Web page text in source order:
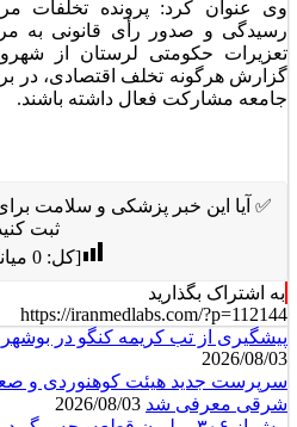
وی عنوان کرد: پرونده تخلفات
رسیدگی و صدور رأی قانونی به
تعزیرات حکومتی لرستان از
گزارش هرگونه تخلف اقتصادی، در
جامعه مشارکت فعال داشته باشند.
✅ آیا این خبر پزشکی و سلامت برای
ثبت
[کل:0
به اشتراک بگذارید
https://iranmedlabs.com/?p=112144
پیشگیری از تب کریمه کنگو در
2026/08/03
سرپرست جدید هیئت کوهنوردی و
شرقی معرفی شد